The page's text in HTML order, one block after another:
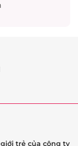
trẻ của công ty